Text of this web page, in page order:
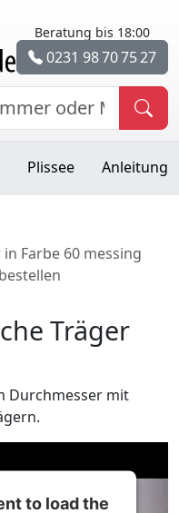
Beratung bis 18:00
0231 98 70 75 27
Plissee Anleitung
Farbe 60 messing
Träger
Durchmesser mit
to load the